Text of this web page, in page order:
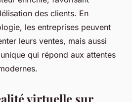
des clients. En
les entreprises peuvent
leurs ventes, mais aussi
qui répond aux attentes
virtuelle sur